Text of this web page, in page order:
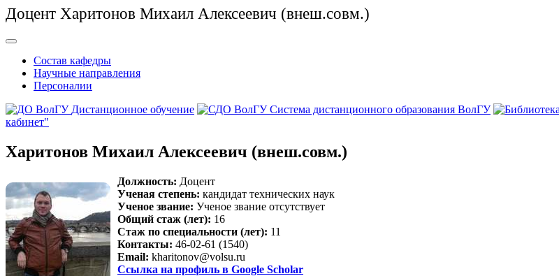
Доцент Харитонов Михаил Алексеевич (внеш.совм.)
Состав кафедры
Научные направления
Персоналии
Дистанционное обучение
Система дистанционного образования ВолГУ
кабинет"
Харитонов Михаил Алексеевич (внеш.совм.)
Должность: Доцент
Ученая степень: кандидат технических наук
Ученое звание: Ученое звание отсутствует
Общий стаж (лет): 16
Стаж по специальности (лет): 11
Контакты: 46-02-61 (1540)
Email: kharitonov@volsu.ru
Ссылка на профиль в Google Scholar